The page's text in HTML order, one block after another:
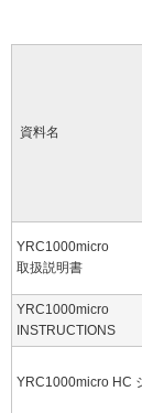
資料名
YRC1000micro
取扱説明書
YRC1000micro
INSTRUCTIONS
YRC1000micro HC